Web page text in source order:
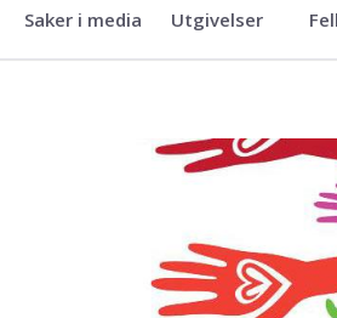
Saker i media Utgivelser